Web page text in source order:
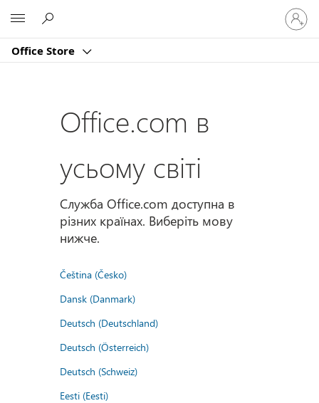
Office Store
свій
запис
Office.com в
усьому світі
Служба Office.com доступна в
різних країнах. Виберіть мову
нижче.
Čeština (Česko)
Dansk (Danmark)
Deutsch (Deutschland)
Deutsch (Österreich)
Deutsch (Schweiz)
Eesti (Eesti)